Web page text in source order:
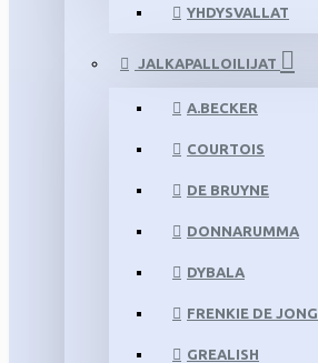
YHDYSVALLAT
JALKAPALLOILIJAT
A.BECKER
COURTOIS
DE BRUYNE
DONNARUMMA
DYBALA
FRENKIE DE JONG
GREALISH